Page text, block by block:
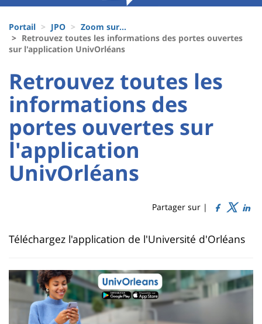
Recherche
Block
liste
des
composantes
d'Ariane
Portail JPO
Zoom sur...
Retrouvez toutes les informations des portes ouvertes
sur l'application UnivOrléans
University
:
Sidebar
University
:
Main
content
Titre
de
page
Retrouvez toutes les
informations des
portes ouvertes sur
l'application
UnivOrléans
Partager sur |
Contenu
la
page
principale
Téléchargez l'application de l'Université d'Orléans